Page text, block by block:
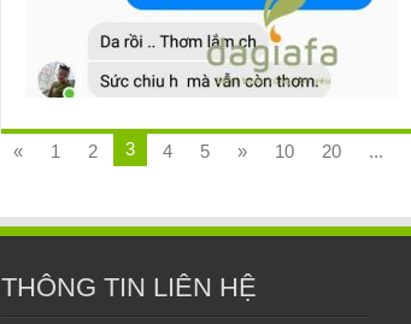
« 1 2 3 4 5 » 10 20 ...
THÔNG TIN LIÊN HỆ